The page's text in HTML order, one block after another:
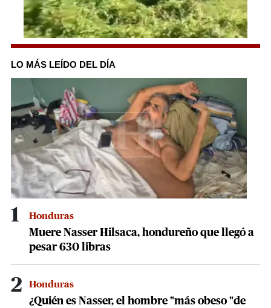
0
of
59
seconds
LO MÁS LEÍDO DEL DÍA
1 Honduras
Muere Nasser Hilsaca, hondureño que llegó a
pesar 630 libras
2 Honduras
¿Quién es Nasser, el hombre "más obeso "de